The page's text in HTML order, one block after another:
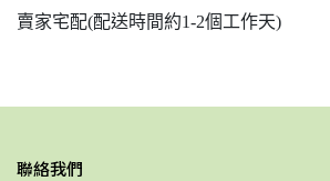
賣家宅配(配送時間約1-2個工作天)
聯絡我們